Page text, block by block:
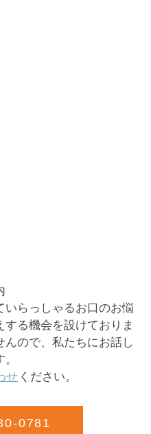
いらっしゃるお口のお悩
る機会を設けておりま
ので、私たちにお話し
せ ください。
0781